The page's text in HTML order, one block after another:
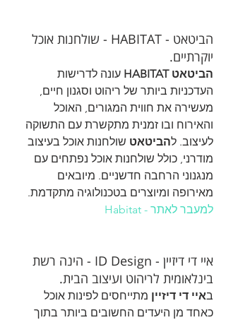
הביטאט - HABITAT - שולחנות אוכל
יוקרתיים.
הביטאט HABITAT
עונה לדרישות
העדכניות ביותר של ריהוט וסגנון חיים,
מעשירה את חווית המגורים, האוכל
והאירוח ובו זמנית מתקשרת עם התשוקה
לעיצוב. להביטאט שולחנות אוכל בעיצוב
מודרני, כולל שולחנות אוכל נפתחים עם
מנגנוני הרחבה חדשניים. מיובאים
מאירופה ומיוצרים בטכנולוגיה מתקדמת.
למעבר לאתר - Habitat
איי די דיזיין - ID Design - הינה רשת
בינלאומית לריהוט ועיצוב הבית.
באיי די דיזיין מתייחסים לפינות אוכל
כאחד מן היעדים החשובים ביותר בתוך